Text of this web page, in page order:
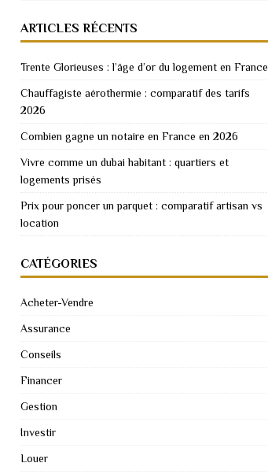
ARTICLES RÉCENTS
Trente Glorieuses : l’âge d’or du logement en France
Chauffagiste aérothermie : comparatif des tarifs
2026
Combien gagne un notaire en France en 2026
Vivre comme un dubai habitant : quartiers et
logements prisés
Prix pour poncer un parquet : comparatif artisan vs
location
CATÉGORIES
Acheter-Vendre
Assurance
Conseils
Financer
Gestion
Investir
Louer